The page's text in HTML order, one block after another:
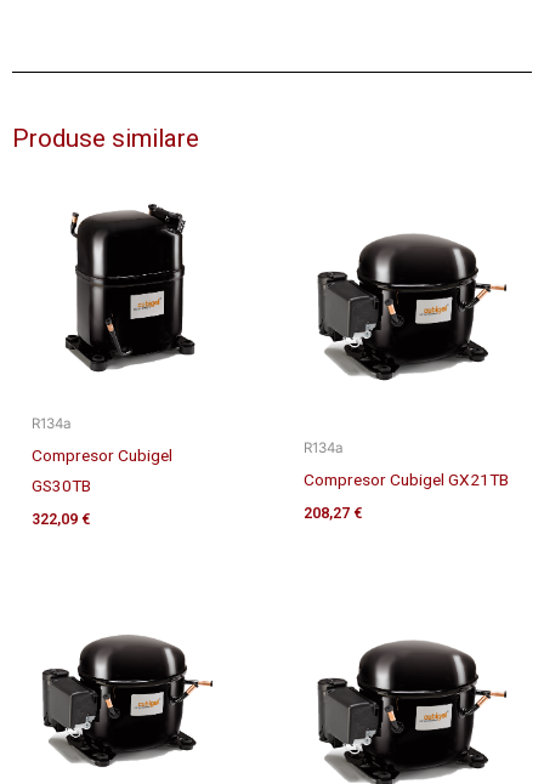
Produse similare
R134a
Compresor Cubigel
GS30TB
322,09 €
R134a
Compresor Cubigel GX21TB
208,27 €